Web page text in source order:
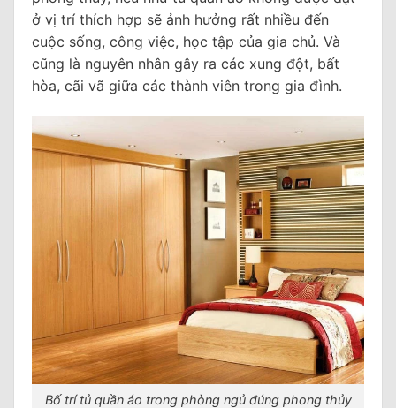
ở vị trí thích hợp sẽ ảnh hưởng rất nhiều đến
cuộc sống, công việc, học tập của gia chủ. Và
cũng là nguyên nhân gây ra các xung đột, bất
hòa, cãi vã giữa các thành viên trong gia đình.
Bố trí tủ quần áo trong phòng ngủ đúng phong thủy